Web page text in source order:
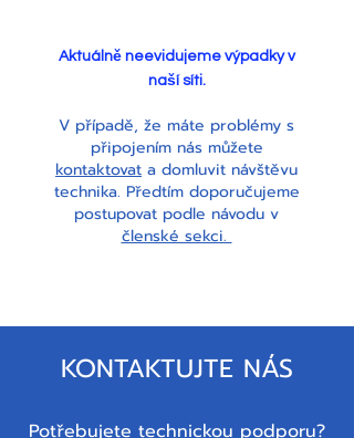
Aktuálně neevidujeme výpadky v
naší síti.
V případě, že máte problémy s
připojením nás můžete
kontaktovat a domluvit návštěvu
technika. Předtím doporučujeme
postupovat podle návodu v
členské sekci.
KONTAKTUJTE NÁS
Potřebujete technickou podporu?